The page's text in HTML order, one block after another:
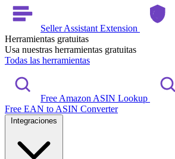
Seller Assistant Extension
Herramientas gratuitas
Usa nuestras herramientas gratuitas
Todas las herramientas
Free Amazon ASIN Lookup
Free EAN to ASIN Converter